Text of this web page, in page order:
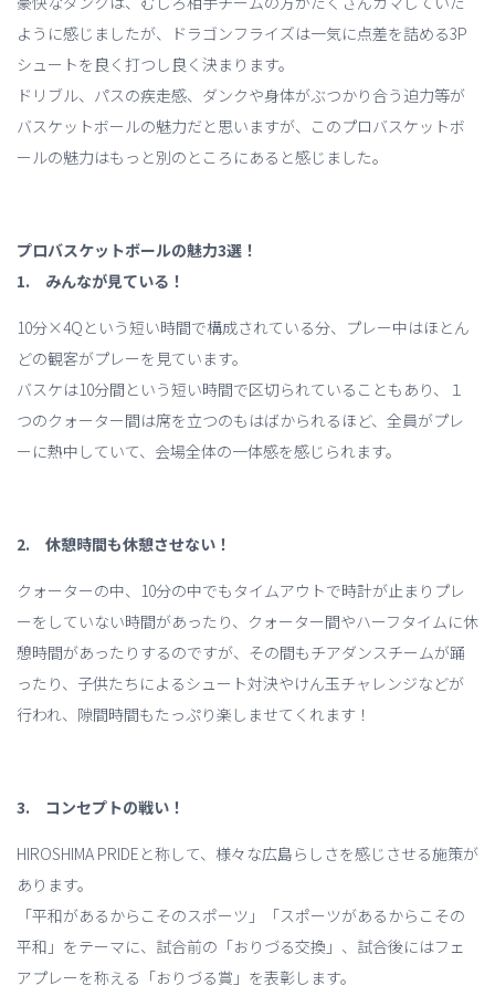
ように感じましたが、ドラゴンフライズは一気に点差を詰める3P
シュートを良く打つし良く決まります。
ドリブル、パスの疾走感、ダンクや身体がぶつかり合う迫力等が
バスケットボールの魅力だと思いますが、このプロバスケットボ
ールの魅力はもっと別のところにあると感じました。
プロバスケットボールの魅力3選！
1. みんなが見ている！
10分×4Qという短い時間で構成されている分、プレー中はほとん
どの観客がプレーを見ています。
バスケは10分間という短い時間で区切られていることもあり、１
つのクォーター間は席を立つのもはばかられるほど、全員がプレ
ーに熱中していて、会場全体の一体感を感じられます。
2. 休憩時間も休憩させない！
クォーターの中、10分の中でもタイムアウトで時計が止まりプレ
ーをしていない時間があったり、クォーター間やハーフタイムに休
憩時間があったりするのですが、その間もチアダンスチームが踊
ったり、子供たちによるシュート対決やけん玉チャレンジなどが
行われ、隙間時間もたっぷり楽しませてくれます！
3. コンセプトの戦い！
HIROSHIMA PRIDEと称して、様々な広島らしさを感じさせる施策が
あります。
「平和があるからこそのスポーツ」「スポーツがあるからこその
平和」をテーマに、試合前の「おりづる交換」、試合後にはフェ
アプレーを称える「おりづる賞」を表彰します。